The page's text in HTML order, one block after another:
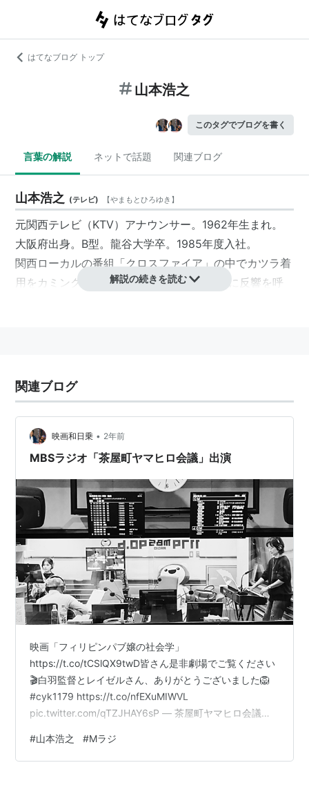
はてなブログ トップ
山本浩之
このタグでブログを書く
言葉の解説 ネットで話題 関連ブログ
山本浩之 (テレビ) 【やまもとひろゆき 】
元関西テレビ（KTV）アナウンサー。1962年生まれ。
大阪府出身。B型。龍谷大学卒。1985年度入社。
関西ローカルの番組「クロスファイア」の中でカツラ着
用をカミングアウト（1998年）し、大々的に反響を呼
動。PHは「ポジティブ・ハゲの略」とのこと。
スーパーニュースアンカー（関西ローカルの夕方ニ
ュース番組・メインキャスターを勤める）
過去の担当番組
クロスファイア（1997年10月〜1999年3月）
ナンボDEなんぼ（2000年10月〜2009年12月）
リスト::アナウンサー
解説の続きを読む
関連ブログ
映画和日乗 • 2年前
MBSラジオ「茶屋町ヤマヒロ会議」出演
映画「フィリピンパブ嬢の社会学」
https://t.co/tCSlQX9twD皆さん是非劇場でご覧ください
🎬白羽監督とレイゼルさん、ありがとうございました🦁
#cyk1179 https://t.co/nfEXuMIWVL
pic.twitter.com/qTZJHAY6sP — 茶屋町ヤマヒロ会議
見る 白羽 弥仁(@mittsshiraha)がシェアした投稿
#山本浩之 #Mラジ